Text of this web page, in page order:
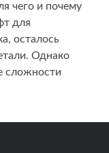
чего и почему
для
осталось
Однако
сложности